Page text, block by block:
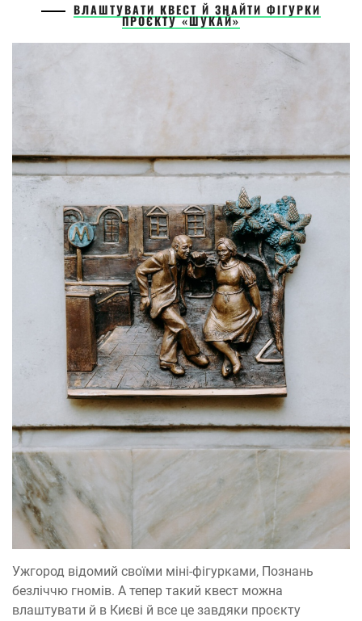
ВЛАШТУВАТИ КВЕСТ Й ЗНАЙТИ ФІГУРКИ
ПРОЄКТУ «ШУКАЙ»
Ужгород відомий своїми міні-фігурками, Познань
безліччю гномів. А тепер такий квест можна
влаштувати й в Києві й все це завдяки проєкту